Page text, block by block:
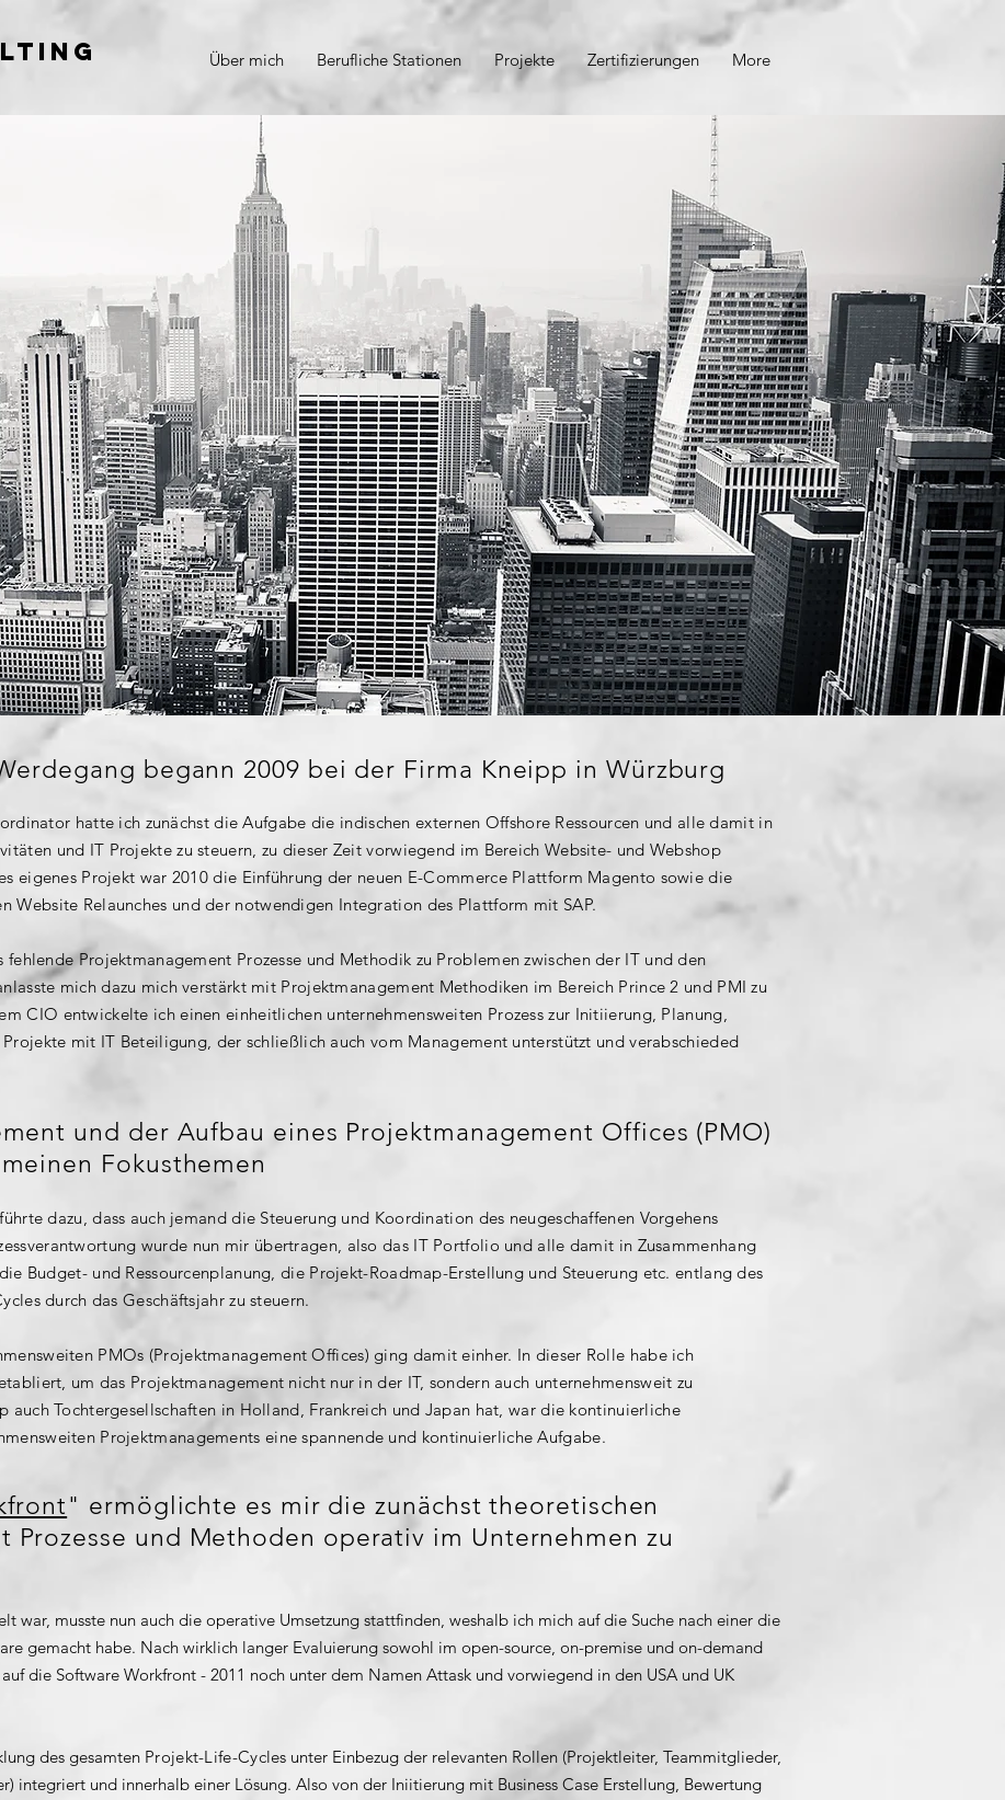
Über mich Berufliche Stationen Projekte Zertifizierungen More
begann 2009 bei der Firma Kneipp in Würzburg
hatte ich zunächst die Aufgabe die indischen externen Offshore Ressourcen und alle damit in
und IT Projekte zu steuern, zu dieser Zeit vorwiegend im Bereich Website- und Webshop
eigenes Projekt war 2010 die Einführung der neuen E-Commerce Plattform Magento sowie die
Website Relaunches und der notwendigen Integration des Plattform mit SAP.
fehlende Projektmanagement Prozesse und Methodik zu Problemen zwischen der IT und den
mich dazu mich verstärkt mit Projektmanagement Methodiken im Bereich Prince 2 und PMI zu
CIO entwickelte ich einen einheitlichen unternehmensweiten Prozess zur Initiierung, Planung,
Projekte mit IT Beteiligung, der schließlich auch vom Management unterstützt und verabschieded
und der Aufbau eines Projektmanagement Offices (PMO)
Fokusthemen
dazu, dass auch jemand die Steuerung und Koordination des neugeschaffenen Vorgehens
wurde nun mir übertragen, also das IT Portfolio und alle damit in Zusammenhang
Budget- und Ressourcenplanung, die Projekt-Roadmap-Erstellung und Steuerung etc. entlang des
durch das Geschäftsjahr zu steuern.
PMOs (Projektmanagement Offices) ging damit einher. In dieser Rolle habe ich
um das Projektmanagement nicht nur in der IT, sondern auch unternehmensweit zu
auch Tochtergesellschaften in Holland, Frankreich und Japan hat, war die kontinuierliche
Projektmanagements eine spannende und kontinuierliche Aufgabe.
" ermöglichte es mir die zunächst theoretischen
Prozesse und Methoden operativ im Unternehmen zu
war, musste nun auch die operative Umsetzung stattfinden, weshalb ich mich auf die Suche nach einer die
gemacht habe. Nach wirklich langer Evaluierung sowohl im open-source, on-premise und on-demand
die Software Workfront - 2011 noch unter dem Namen Attask und vorwiegend in den USA und UK
des gesamten Projekt-Life-Cycles unter Einbezug der relevanten Rollen (Projektleiter, Teammitglieder,
integriert und innerhalb einer Lösung. Also von der Iniitierung mit Business Case Erstellung, Bewertung